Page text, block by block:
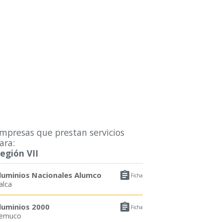
que prestan servicios
VII
 Ficha
Nacionales Alumco
 Ficha
2000